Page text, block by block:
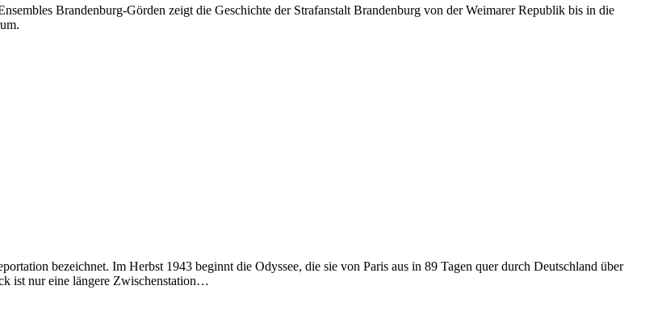
Brandenburg-Görden zeigt die Geschichte der Strafanstalt Brandenburg von der Weimarer Republik bis in die
bezeichnet. Im Herbst 1943 beginnt die Odyssee, die sie von Paris aus in 89 Tagen quer durch Deutschland über
ist nur eine längere Zwischenstation…